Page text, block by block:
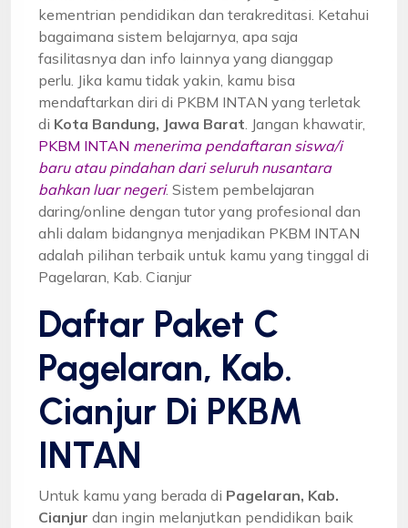
kementrian pendidikan dan terakreditasi. Ketahui
bagaimana sistem belajarnya, apa saja
fasilitasnya dan info lainnya yang dianggap
perlu. Jika kamu tidak yakin, kamu bisa
mendaftarkan diri di PKBM INTAN yang terletak
di Kota Bandung, Jawa Barat . Jangan khawatir,
PKBM INTAN menerima pendaftaran siswa/i
baru atau pindahan dari seluruh nusantara
bahkan luar negeri. Sistem pembelajaran
daring/online dengan tutor yang profesional dan
ahli dalam bidangnya menjadikan PKBM INTAN
adalah pilihan terbaik untuk kamu yang tinggal di
Pagelaran, Kab. Cianjur
Daftar Paket C
Pagelaran, Kab.
Cianjur Di PKBM
INTAN
Untuk kamu yang berada di Pagelaran, Kab.
Cianjur dan ingin melanjutkan pendidikan baik